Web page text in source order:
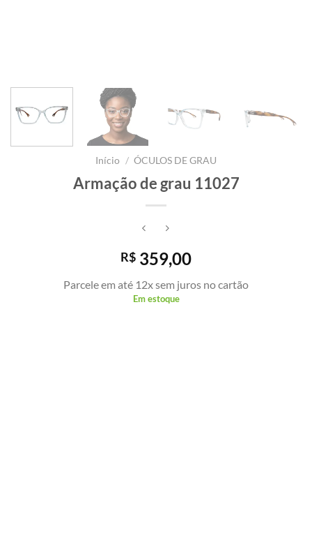
Início / ÓCULOS DE GRAU
Armação de grau 11027
R$ 359,00
Parcele em até 12x sem juros no cartão
Em estoque